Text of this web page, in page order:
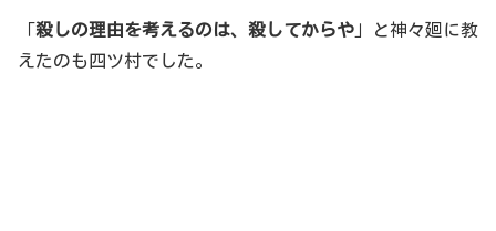
「殺しの理由を考えるのは、殺してからや 」と神々廻に教
えたのも四ツ村でした。